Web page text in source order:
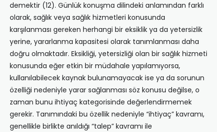
demektir (12). Günlük konuşma dilindeki anlamından farklı
olarak, sağlık veya sağlık hizmetleri konusunda
karşılanması gereken herhangi bir eksiklik ya da yetersizlik
yerine, yararlanma kapasitesi olarak tanımlanması daha
doğru olmaktadır. Eksikliği, yetersizliği olan bir sağlık hizmeti
konusunda eğer etkin bir müdahale yapılamıyorsa,
kullanılabilecek kaynak bulunamayacak ise ya da sorunun
özelliği nedeniyle yarar sağlanması söz konusu değilse, o
zaman bunu ihtiyaç kategorisinde değerlendirmemek
gerekir. Tanımındaki bu özellik nedeniyle “ihtiyaç” kavramı,
genellikle birlikte anıldığı “talep” kavramı ile